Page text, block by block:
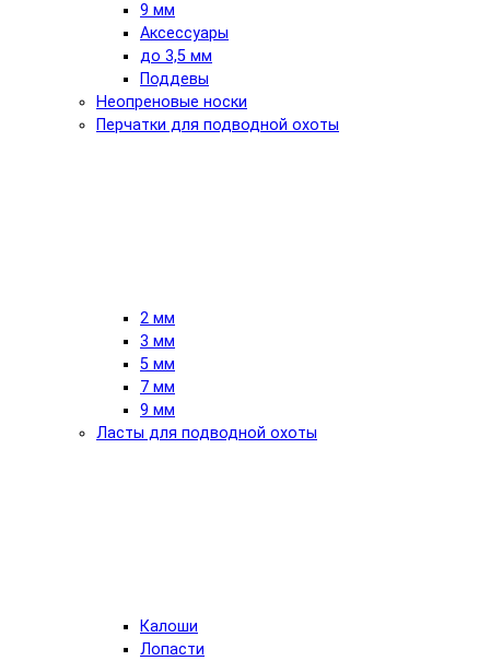
9 мм
Аксессуары
до 3,5 мм
Поддевы
Неопреновые носки
Перчатки для подводной охоты
2 мм
3 мм
5 мм
7 мм
9 мм
Ласты для подводной охоты
Калоши
Лопасти